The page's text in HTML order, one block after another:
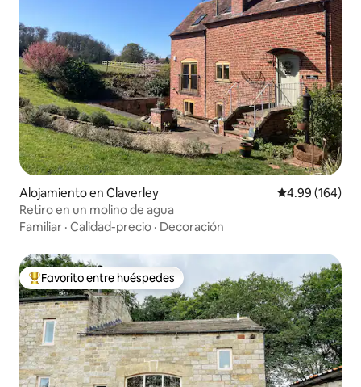
Alojamiento en Claverley Calificación
4.99 (164)
Retiro en un molino de agua
Familiar · Calidad-precio · Decoración
Favorito entre huéspedes preferido
Favorito entre huéspedes